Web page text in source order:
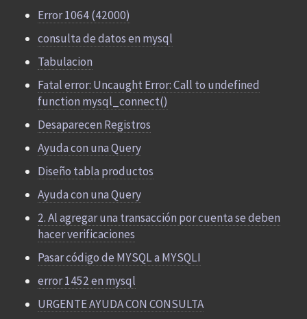
Error 1064 (42000)
consulta de datos en mysql
Tabulacion
Fatal error: Uncaught Error: Call to undefined
function mysql_connect()
Desaparecen Registros
Ayuda con una Query
Diseño tabla productos
Ayuda con una Query
2. Al agregar una transacción por cuenta se deben
hacer verificaciones
Pasar código de MYSQL a MYSQLI
error 1452 en mysql
URGENTE AYUDA CON CONSULTA